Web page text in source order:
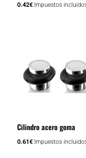
0.42€ Impuestos
Cilindro acero goma
0.61€ Impuestos